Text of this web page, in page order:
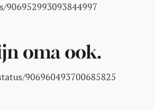
oma ook.
906960493700685825